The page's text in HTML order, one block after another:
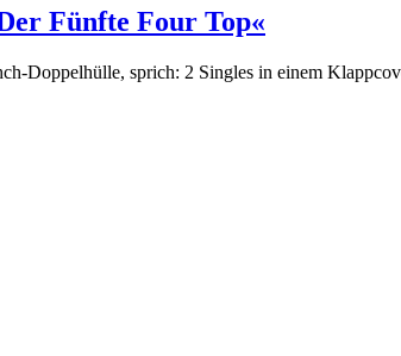
Fünfte Four Top«
Doppelhülle, sprich: 2 Singles in einem